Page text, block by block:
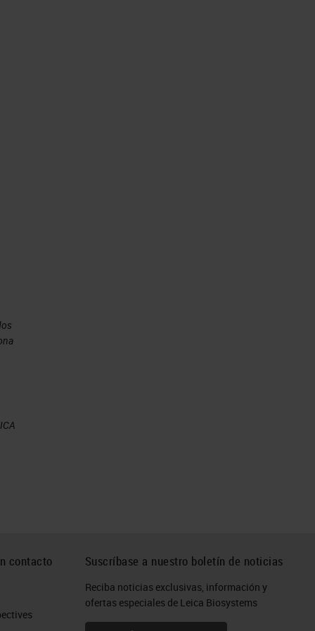
contacto Suscríbase a nuestro boletín de noticias
Reciba noticias exclusivas, información y
ofertas especiales de Leica Biosystems